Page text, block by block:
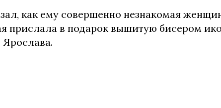
как ему совершенно незнакомая
прислала в подарок вышитую бисером
Ярослава.